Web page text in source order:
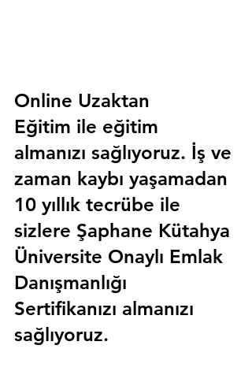
Online Uzaktan
Eğitim ile eğitim
almanızı sağlıyoruz. İş ve
zaman kaybı yaşamadan
10 yıllık tecrübe ile
sizlere Şaphane Kütahya
Üniversite Onaylı Emlak
Danışmanlığı
Sertifikanızı almanızı
sağlıyoruz.